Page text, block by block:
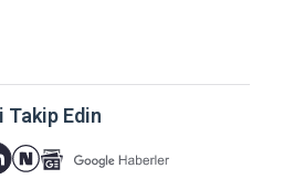
Takip Edin